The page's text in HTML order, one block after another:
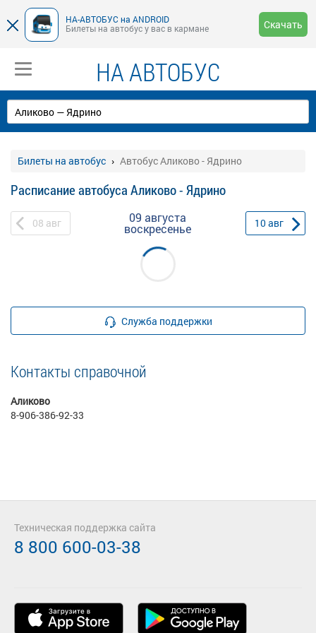
НА-АВТОБУС на ANDROID
Билеты на автобус у вас в кармане
Скачать
НА АВТОБУС
Билеты на автобус Автобус Аликово - Ядрино
Расписание автобуса Аликово - Ядрино
08 авг 09 августа
воскресенье 10авг
Служба поддержки
Контакты справочной
Аликово
8-906-386-92-33
Техническая поддержка сайта
8 800 600-03-38